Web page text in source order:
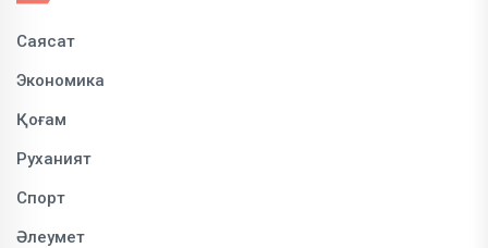
Саясат
Экономика
Қоғам
Руханият
Спорт
Әлеумет